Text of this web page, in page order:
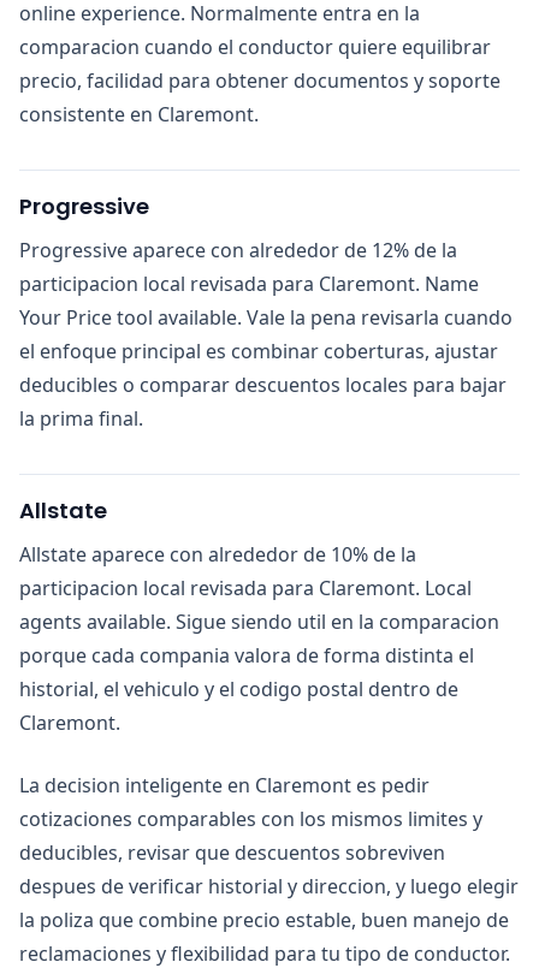
online experience. Normalmente entra en la
comparacion cuando el conductor quiere equilibrar
precio, facilidad para obtener documentos y soporte
consistente en Claremont.
Progressive
Progressive aparece con alrededor de 12% de la
participacion local revisada para Claremont. Name
Your Price tool available. Vale la pena revisarla cuando
el enfoque principal es combinar coberturas, ajustar
deducibles o comparar descuentos locales para bajar
la prima final.
Allstate
Allstate aparece con alrededor de 10% de la
participacion local revisada para Claremont. Local
agents available. Sigue siendo util en la comparacion
porque cada compania valora de forma distinta el
historial, el vehiculo y el codigo postal dentro de
Claremont.
La decision inteligente en Claremont es pedir
cotizaciones comparables con los mismos limites y
deducibles, revisar que descuentos sobreviven
despues de verificar historial y direccion, y luego elegir
la poliza que combine precio estable, buen manejo de
reclamaciones y flexibilidad para tu tipo de conductor.